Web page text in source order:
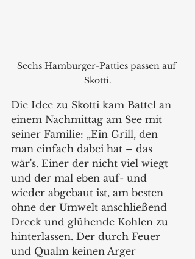
Sechs Hamburger-Patties passen auf
Skotti.
Die Idee zu Skotti kam Battel an
einem Nachmittag am See mit
seiner Familie: „Ein Grill, den
man einfach dabei hat – das
wär's. Einer der nicht viel wiegt
und der mal eben auf- und
wieder abgebaut ist, am besten
ohne der Umwelt anschließend
Dreck und glühende Kohlen zu
hinterlassen. Der durch Feuer
und Qualm keinen Ärger